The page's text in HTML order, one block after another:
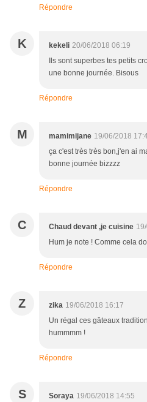
Répondre
K kekeli 20/06/2018 06:19
Ils sont superbes tes petits
une bonne journée. Bisous
Répondre
M mamimijane 19/06/2018
ça c'est très très bon,j'en ai
bonne journée bizzzz
Répondre
C Chaud devant ,je cuisine
Hum je note ! Comme cela
Répondre
Z zika 19/06/2018 16:17
Un régal ces gâteaux
hummmm !
Répondre
S Soraya 19/06/2018 14:55